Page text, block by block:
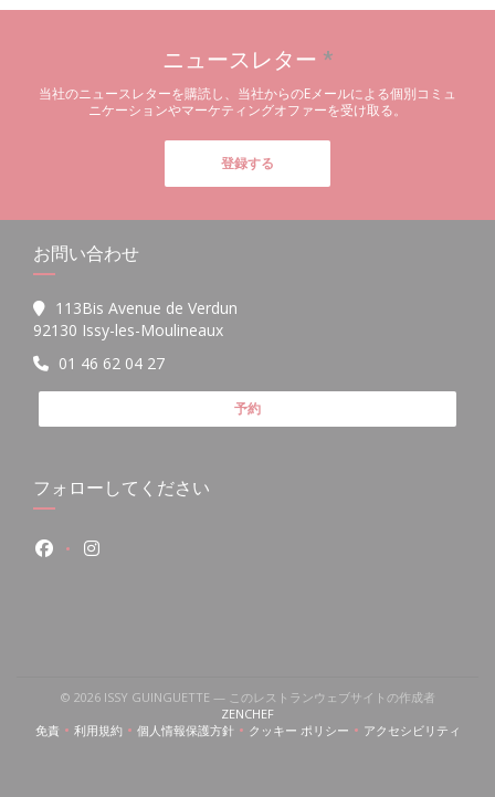
ニュースレター *
当社のニュースレターを購読し、当社からのEメールによる個別コミュ
ニケーションやマーケティングオファーを受け取る。
登録する
お問い合わせ
113Bis Avenue de Verdun
92130 Issy-les-Moulineaux((新しいウィンドウで開きます))
01 46 62 04 27
予約
フォローしてください
Facebook ((新しいウィンドウで開きます))
Instagram ((新しいウィンドウで開きます))
© 2026 ISSY GUINGUETTE — このレストランウェブサイトの作成者
ZENCHEF((新しいウィンドウで開きます))
免責((新しいウィンドウで開きます))
利用規約((新しいウィンドウで開きます))
個人情報保護方針((新しいウィンドウで開きます))
クッキー ポリシー((新しいウィンドウで開きます))
アクセシビリティ
((新しいウィン